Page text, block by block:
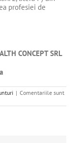
profesiei de
CONCEPT SRL
| Comentariile sunt